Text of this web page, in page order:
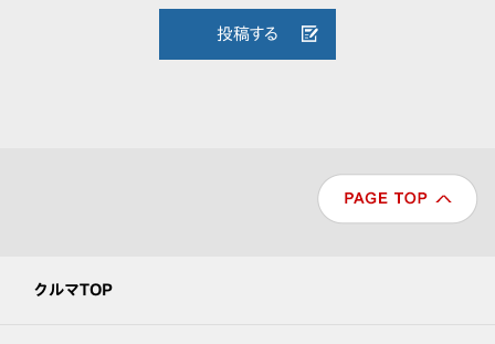
投稿する
クルマTOP